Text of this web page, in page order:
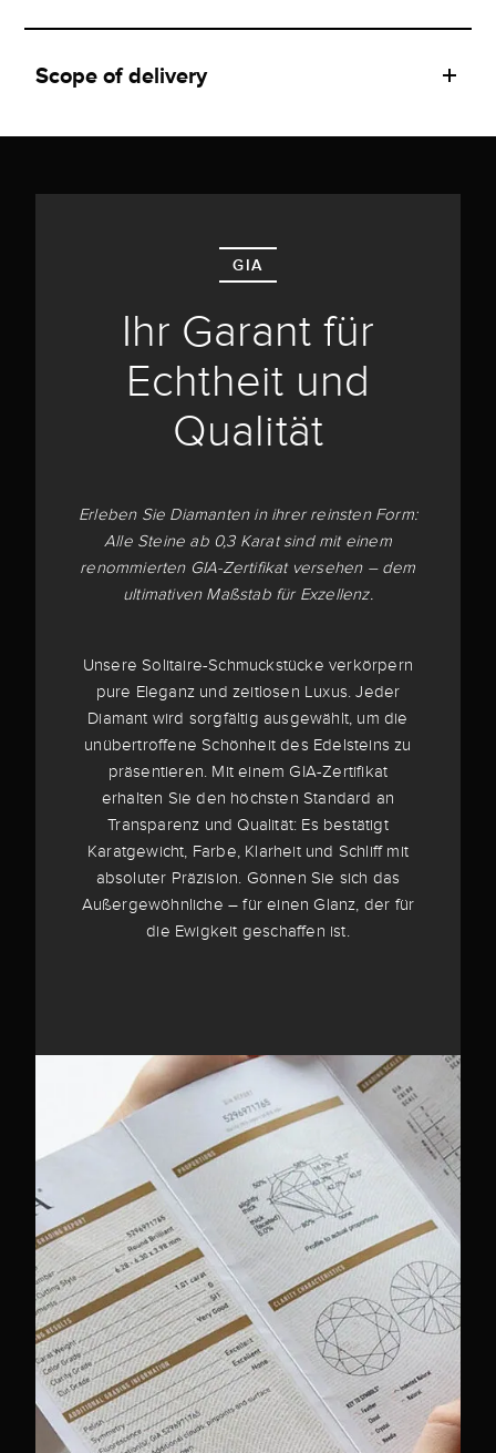
Scope of delivery
GIA
Ihr Garant für
Echtheit und
Qualität
Erleben Sie Diamanten in ihrer reinsten Form:
Alle Steine ab 0,3 Karat sind mit einem
renommierten GIA-Zertifikat versehen – dem
ultimativen Maßstab für Exzellenz.
Unsere Solitaire-Schmuckstücke verkörpern
pure Eleganz und zeitlosen Luxus. Jeder
Diamant wird sorgfältig ausgewählt, um die
unübertroffene Schönheit des Edelsteins zu
präsentieren. Mit einem GIA-Zertifikat
erhalten Sie den höchsten Standard an
Transparenz und Qualität: Es bestätigt
Karatgewicht, Farbe, Klarheit und Schliff mit
absoluter Präzision. Gönnen Sie sich das
Außergewöhnliche – für einen Glanz, der für
die Ewigkeit geschaffen ist.